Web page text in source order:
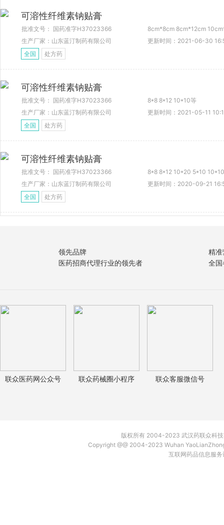
可溶性纤维素钠贴膏
批准文号： 国药准字H37023366
8cm*8cm 8cm*12cm
生产厂家：山东蓝汀制药有限公司
更新时间：2021-06-30
全国
处方药
可溶性纤维素钠贴膏
批准文号： 国药准字H37023366
8*8 8*12 10*10等
生产厂家：山东蓝汀制药有限公司
更新时间：2021-05-11
全国
处方药
可溶性纤维素钠贴膏
批准文号： 国药准字H37023366
8*8 8*12 10*20 5*10 10*10
生产厂家：山东蓝汀制药有限公司
更新时间：2020-09-21
全国
处方药
领先品牌
医药招商代理行业的领先者
精
全
联众医药网公众号 联众药械圈小程序 联众客服微信号
版权所有 2004-2023 武汉药联众科
Copyright @@ 2004-2023 Wuhan
互联网药品信息服